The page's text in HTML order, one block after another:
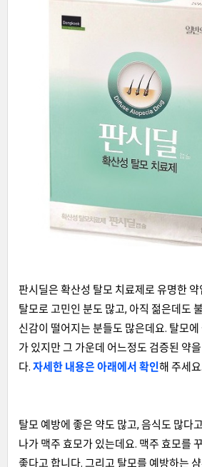
판시딜은 확산성 탈모 치료제로 유명한 약
탈모로 고민인 분도 많고, 아직 젊은데도
신감이 떨어지는 분들도 많은데요. 탈모에
가 있지만 그 가운데 어느정도 검증된 약
다. 자세한 내용은 아래에서 확인해 주세요.
탈모 예방에 좋은 약도 많고, 음식도 많다
나가 맥주 효모가 있는데요. 맥주 효모를
좋다고 합니다. 그리고 탈모를 예방하는